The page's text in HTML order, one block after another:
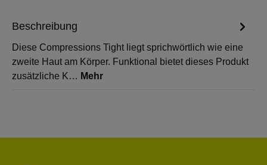
Beschreibung
Diese Compressions Tight liegt sprichwörtlich wie eine
zweite Haut am Körper. Funktional bietet dieses Produkt
zusätzliche K… Mehr